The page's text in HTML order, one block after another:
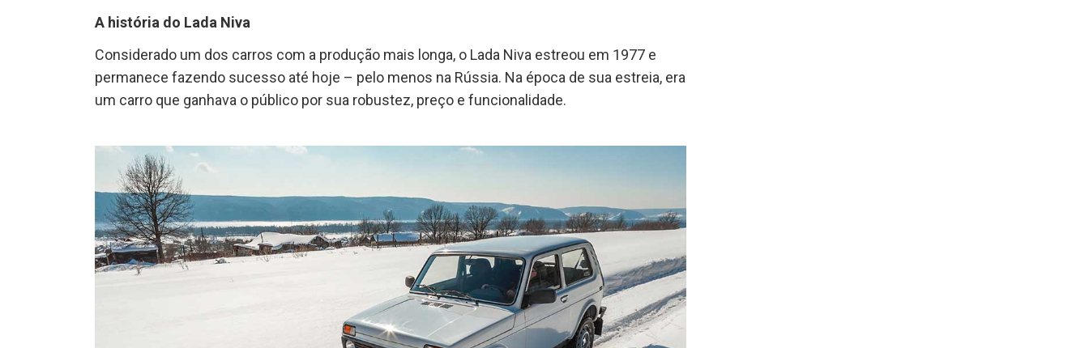
A história do Lada Niva
Considerado um dos carros com a produção mais longa, o Lada Niva estreou em 1977 e
permanece fazendo sucesso até hoje – pelo menos na Rússia. Na época de sua estreia, era
um carro que ganhava o público por sua robustez, preço e funcionalidade.